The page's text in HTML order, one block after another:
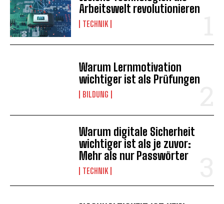
Arbeitswelt revolutionieren
TECHNIK
Warum Lernmotivation
wichtiger ist als Prüfungen
BILDUNG
Warum digitale Sicherheit
wichtiger ist als je zuvor:
Mehr als nur Passwörter
TECHNIK